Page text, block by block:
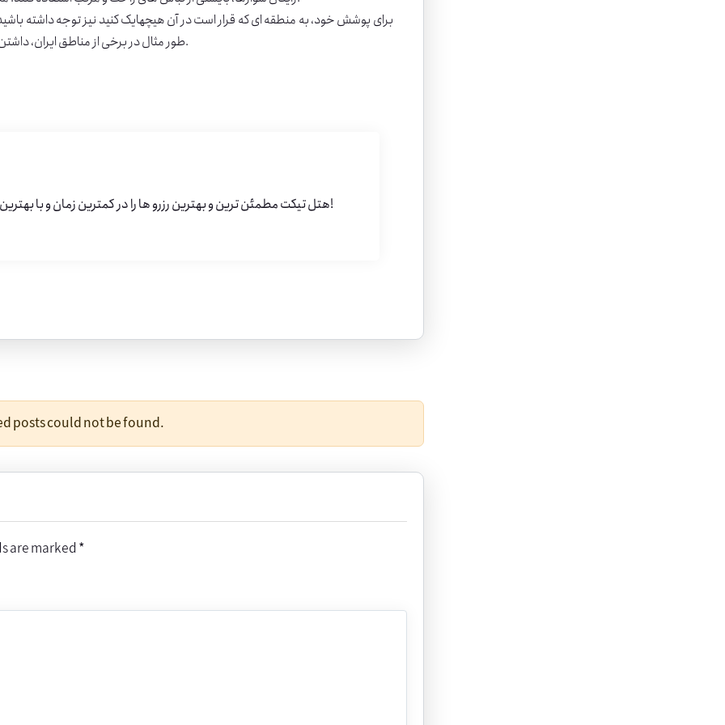
برای پوشش خود، به منطقه ای که قرار است در آن هیچهایک کنید نیز توجه داشته
طور مثال در برخی از مناطق ایران، داشتن لباس های پوشیده تر برای هر دو خانم ها و آقایان توصیه می شود.
هتل تیکت مطمئن ترین و بهترین رزرو ها را در کمترین زمان و با بهترین قیمت تقدیم شما خواهد کرد!
posts could not be found.
are marked*